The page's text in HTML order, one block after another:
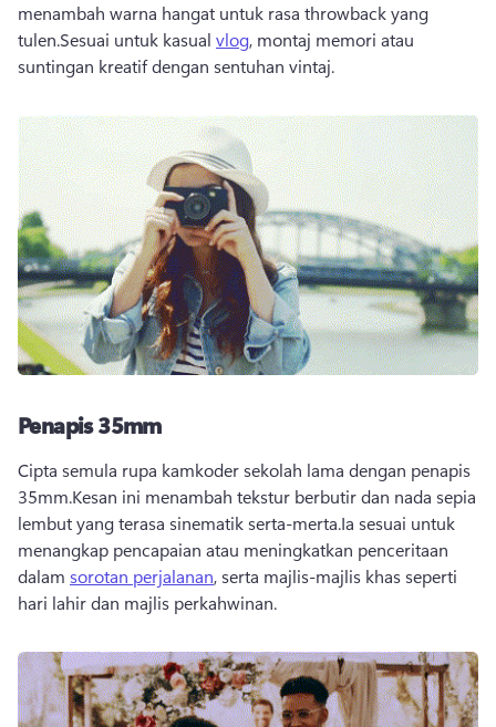
menambah warna hangat untuk rasa throwback yang
tulen.Sesuai untuk kasual vlog, montaj memori atau
suntingan kreatif dengan sentuhan vintaj.
Penapis 35mm
Cipta semula rupa kamkoder sekolah lama dengan penapis
35mm.Kesan ini menambah tekstur berbutir dan nada sepia
lembut yang terasa sinematik serta-merta.Ia sesuai untuk
menangkap pencapaian atau meningkatkan penceritaan
dalam sorotan perjalanan, serta majlis-majlis khas seperti
hari lahir dan majlis perkahwinan.